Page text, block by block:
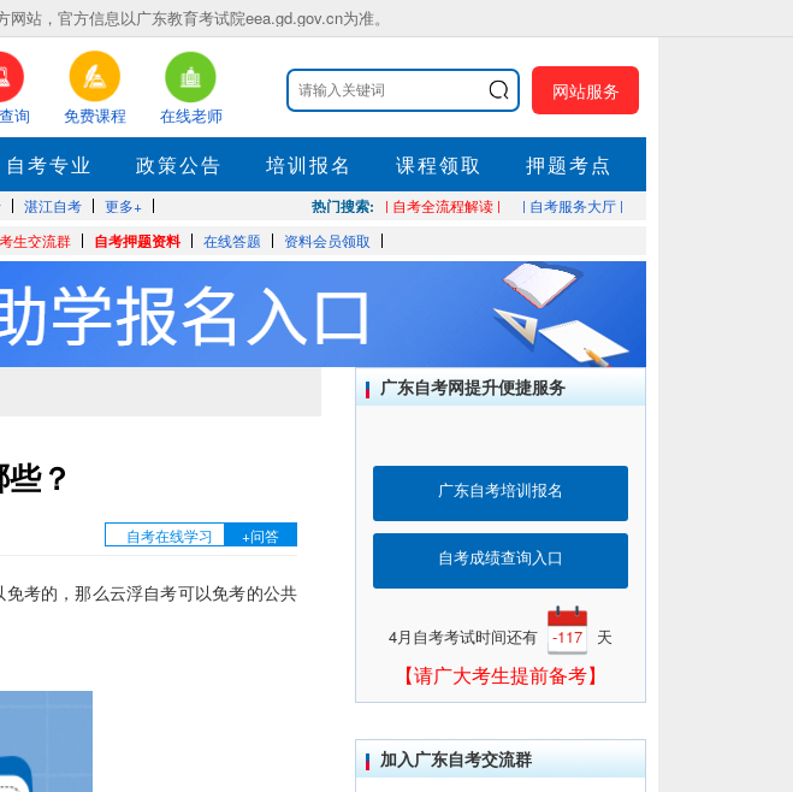
站，官方信息以广东教育考试院eea.gd.gov.cn为准。
询 免费课程 在线老师
网站服务
自考专业 政策公告 培训报名 课程领取 押题考点
湛江自考 更多+ 热门搜索: | 自考全流程解读 | | 自考服务大厅 |
考生交流群 自考押题资料 在线答题 资料会员领取
？
自考在线学习 +问答
考的，那么云浮自考可以免考的公共
广东自考网提升便捷服务
广东自考培训报名
自考成绩查询入口
4月自考考试时间还有 -117 天
【请广大考生提前备考】
加入广东自考交流群